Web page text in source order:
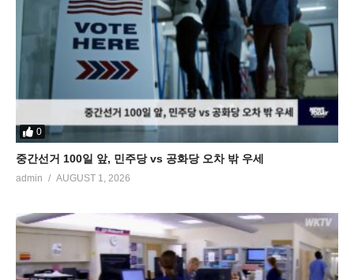
0
중간선거 100일 앞, 민주당 vs 공화당 오차 밖 우세
admin AUGUST 1, 2026